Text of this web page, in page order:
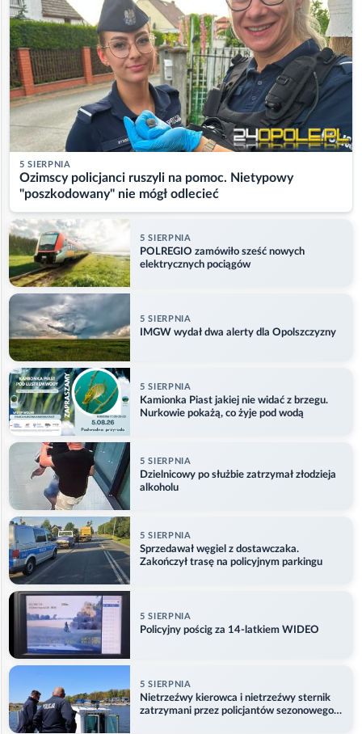
5 SIERPNIA
Ozimscy policjanci ruszyli na pomoc. Nietypowy
"poszkodowany" nie mógł odlecieć
5 SIERPNIA
POLREGIO zamówiło sześć nowych
elektrycznych pociągów
5 SIERPNIA
IMGW wydał dwa alerty dla Opolszczyzny
5 SIERPNIA
Kamionka Piast jakiej nie widać z brzegu.
Nurkowie pokażą, co żyje pod wodą
5 SIERPNIA
Dzielnicowy po służbie zatrzymał złodzieja
alkoholu
5 SIERPNIA
Sprzedawał węgiel z dostawczaka.
Zakończył trasę na policyjnym parkingu
5 SIERPNIA
Policyjny pościg za 14-latkiem WIDEO
5 SIERPNIA
Nietrzeźwy kierowca i nietrzeźwy sternik
zatrzymani przez policjantów sezonowego